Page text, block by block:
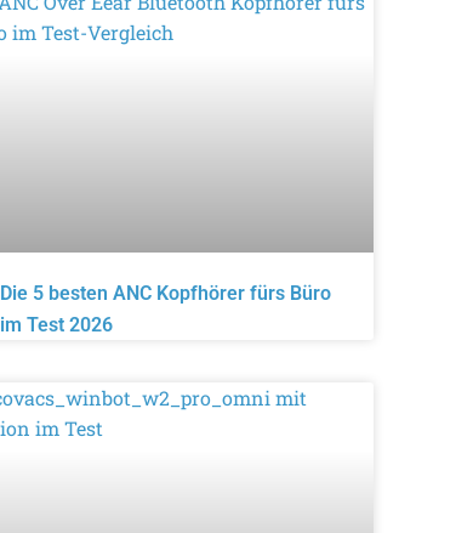
Die 5 besten ANC Kopfhörer fürs Büro
im Test 2026